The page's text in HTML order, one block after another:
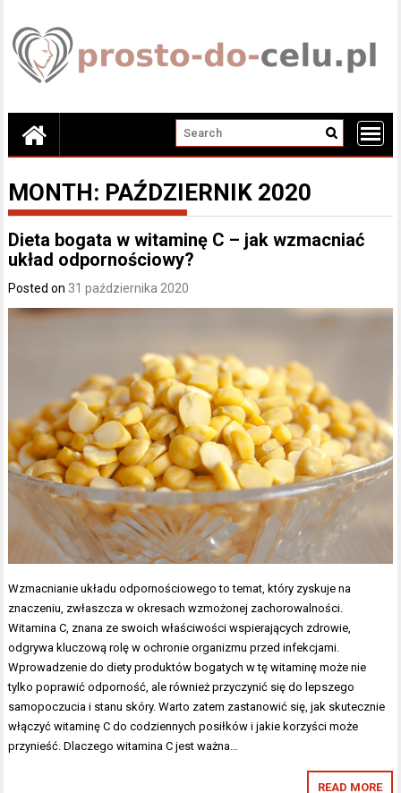
content
MONTH: PAŹDZIERNIK 2020
Dieta bogata w witaminę C – jak wzmacniać
układ odpornościowy?
Posted on 31 października 2020
Wzmacnianie układu odpornościowego to temat, który zyskuje na
znaczeniu, zwłaszcza w okresach wzmożonej zachorowalności.
Witamina C, znana ze swoich właściwości wspierających zdrowie,
odgrywa kluczową rolę w ochronie organizmu przed infekcjami.
Wprowadzenie do diety produktów bogatych w tę witaminę może nie
tylko poprawić odporność, ale również przyczynić się do lepszego
samopoczucia i stanu skóry. Warto zatem zastanowić się, jak skutecznie
włączyć witaminę C do codziennych posiłków i jakie korzyści może
przynieść. Dlaczego witamina C jest ważna…
READ MORE